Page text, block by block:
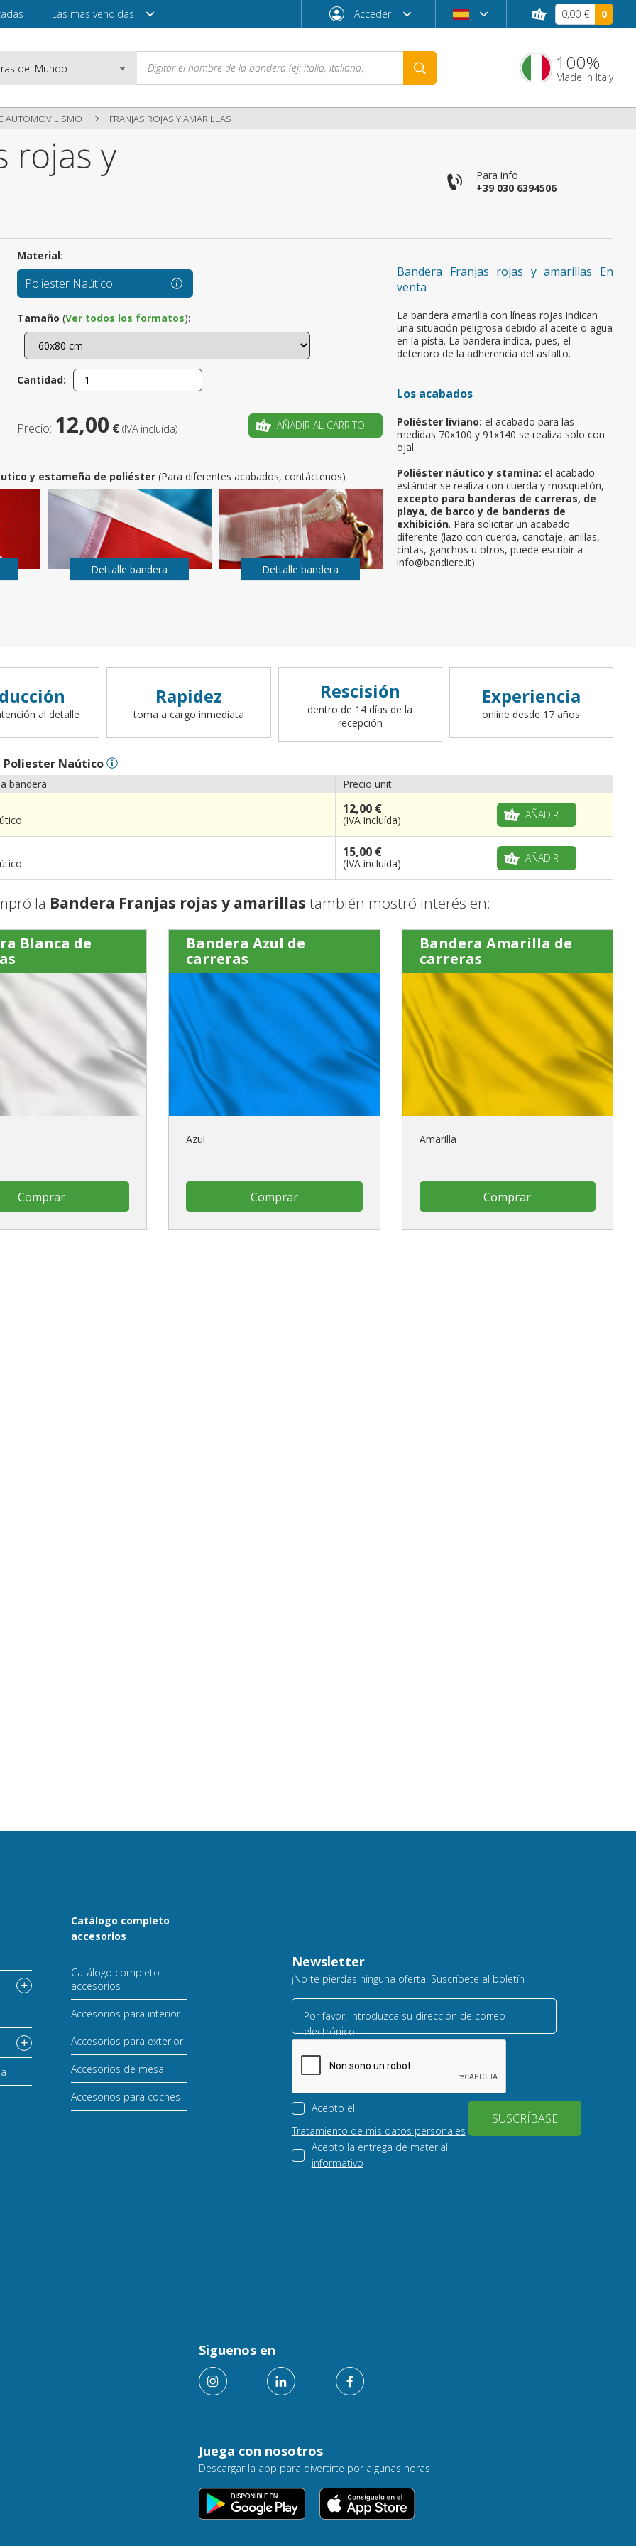
Las mas vendidas Acceder
¿Es este tu primer pedido?
CREAR UNA NUEVA CUENTA
0,00 € 0
100%
Made in Italy
AUTOMOVILISMO FRANJAS ROJAS Y AMARILLAS
rojas y
Para info
+39 030 6394506
Bandera Franjas rojas y amarillas En
venta
La bandera amarilla con líneas rojas indican
una situación peligrosa debido al aceite o agua
en la pista. La bandera indica, pues, el
deterioro de la adherencia del asfalto.
Los acabados
Poliéster liviano: el acabado para las
medidas 70x100 y 91x140 se realiza solo con
ojal.
Poliéster náutico y stamina: el acabado
estándar se realiza con cuerda y mosquetón,
excepto para banderas de carreras, de
playa, de barco y de banderas de
exhibición. Para solicitar un acabado
diferente (lazo con cuerda, canotaje, anillas,
cintas, ganchos u otros, puede escribir a
info@bandiere.it).
Material:
Poliester Naútico
Tamaño (Ver todos los formatos):
Cantidad:
Precio: 12,00 € (IVA incluída) AÑADIR AL CARRITO
y estameña de poliéster (Para diferentes acabados, contáctenos)
Dettalle bandera Dettalle bandera
al detalle
Rapidez
toma a cargo inmediata
Rescisión
dentro de 14 días de la
recepción
Experiencia
online desde 17 años
Poliester Naútico
bandera
Precio unit.
12,00 €
(IVA incluída) AÑADIR
15,00 €
(IVA incluída) AÑADIR
la Bandera Franjas rojas y amarillas también mostró interés en:
Blanca de
Comprar
Bandera Azul de
carreras
Azul
Comprar
Bandera Amarilla de
carreras
Amarilla
Comprar
Catálogo completo
accesorios
Catálogo completo
accesorios
Accesorios para interior
Accesorios para exterior
Accesorios de mesa
Accesorios para coches
Newsletter
¡No te pierdas ninguna oferta! Suscríbete al boletín
Por favor, introduzca su dirección de correo
electrónico
Acepto el
Tratamiento de mis datos personales
Acepto la entrega de material
informativo
SUSCRÍBASE
Siguenos en
Juega con nosotros
Descargar la app para divertirte por algunas horas